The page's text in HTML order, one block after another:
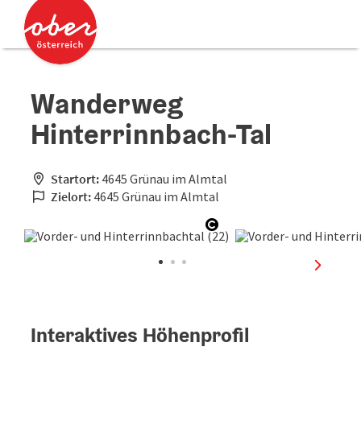
Zum Inhalt
Zum Seitenanfang
Wanderweg
Hinterrinnbach-Tal
Startort: 4645 Grünau im Almtal
Zielort: 4645 Grünau im Almtal
Copyright öffnen
Interaktives Höhenprofil